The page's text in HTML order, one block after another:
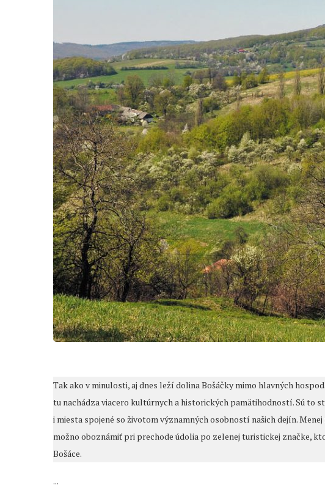
Tak ako v minulosti, aj dnes leží dolina Bošáčky mimo hlavných
tu nachádza viacero kultúrnych a historických pamätihodností. Sú to
i miesta spojené so životom významných osobností našich dejín.
možno oboznámiť pri prechode údolia po zelenej turistickej značke,
Bošáce.
...